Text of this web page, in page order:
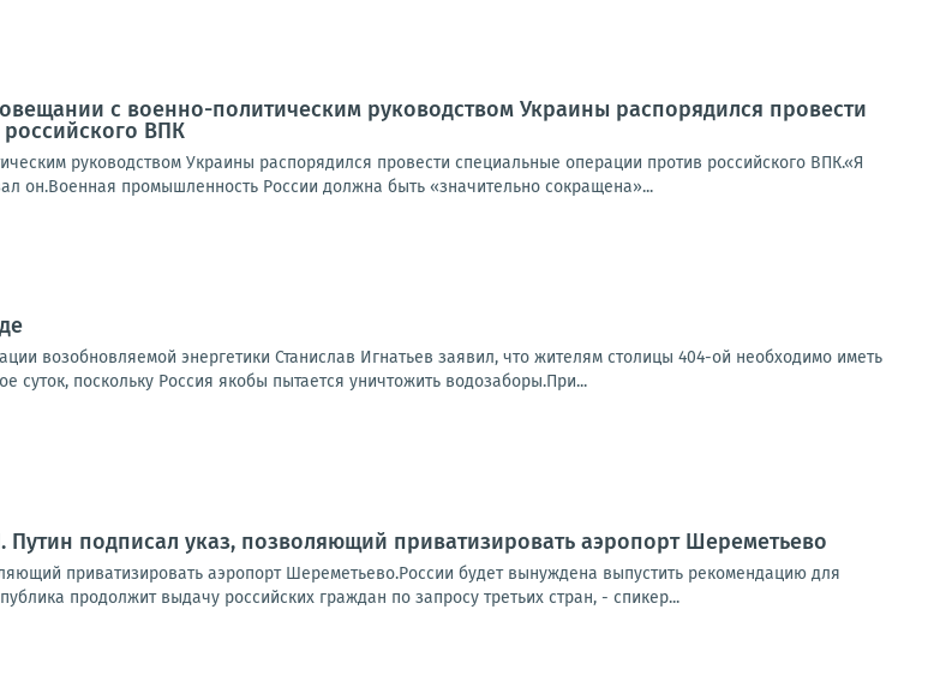
с военно-политическим руководством Украины распорядился провести
ВПК
руководством Украины распорядился провести специальные операции против российского ВПК.«Я
он.Военная промышленность России должна быть «значительно сокращена»...
возобновляемой энергетики Станислав Игнатьев заявил, что жителям столицы 404-ой необходимо иметь
суток, поскольку Россия якобы пытается уничтожить водозаборы.При...
подписал указ, позволяющий приватизировать аэропорт Шереметьево
приватизировать аэропорт Шереметьево.России будет вынуждена выпустить рекомендацию для
продолжит выдачу российских граждан по запросу третьих стран, - спикер...